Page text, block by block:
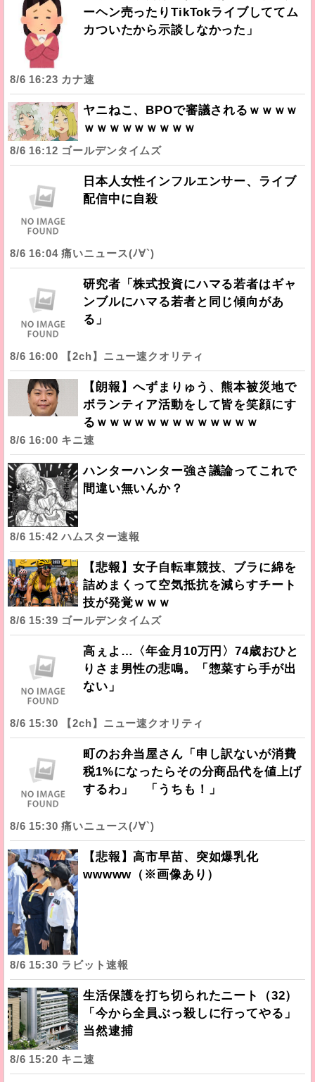
ーヘン売ったりTikTokライブしててム
カついたから示談しなかった」
8/6 16:23 カナ速
ヤニねこ、BPOで審議されるｗｗｗｗ
ｗｗｗｗｗｗｗｗｗ
8/6 16:12 ゴールデンタイムズ
日本人女性インフルエンサー、ライブ
配信中に自殺
8/6 16:04 痛いニュース(ﾉ∀`)
研究者「株式投資にハマる若者はギャ
ンブルにハマる若者と同じ傾向があ
る」
8/6 16:00 【2ch】ニュー速クオリティ
【朗報】へずまりゅう、熊本被災地で
ボランティア活動をして皆を笑顔にす
るｗｗｗｗｗｗｗｗｗｗｗｗｗ
8/6 16:00 キニ速
ハンターハンター強さ議論ってこれで
間違い無いんか？
8/6 15:42 ハムスター速報
【悲報】女子自転車競技、ブラに綿を
詰めまくって空気抵抗を減らすチート
技が発覚ｗｗｗ
8/6 15:39 ゴールデンタイムズ
高ぇよ…〈年金月10万円〉74歳おひと
りさま男性の悲鳴。「惣菜すら手が出
ない」
8/6 15:30 【2ch】ニュー速クオリティ
町のお弁当屋さん「申し訳ないが消費
税1%になったらその分商品代を値上げ
するわ」 「うちも！」
8/6 15:30 痛いニュース(ﾉ∀`)
【悲報】高市早苗、突如爆乳化
wwwww（※画像あり）
8/6 15:30 ラビット速報
生活保護を打ち切られたニート（32）
「今から全員ぶっ殺しに行ってやる」
当然逮捕
8/6 15:20 キニ速